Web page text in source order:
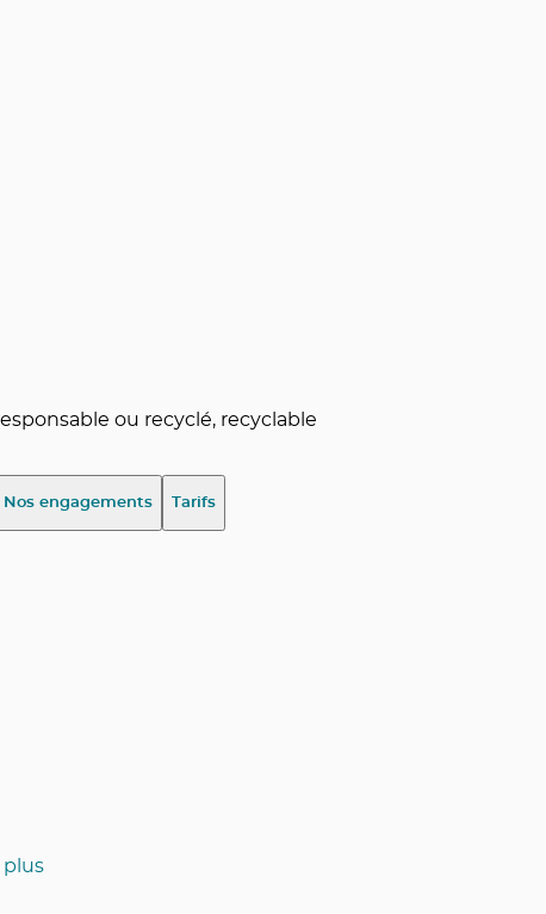
ou recyclé, recyclable
Nos engagements Tarifs
plus